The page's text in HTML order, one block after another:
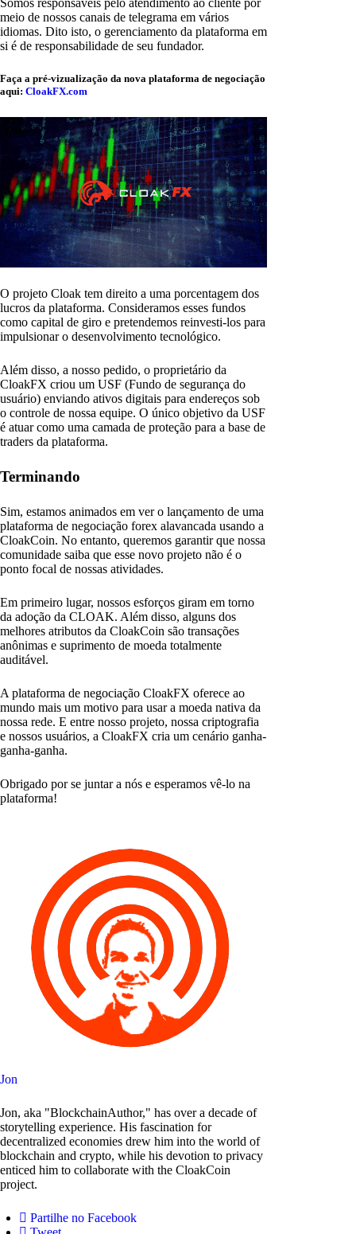
Somos responsáveis pelo atendimento ao cliente por
meio de nossos canais de telegrama em vários
idiomas. Dito isto, o gerenciamento da plataforma em
si é de responsabilidade de seu fundador.
Faça a pré-vizualização da nova plataforma de negociação
aqui: CloakFX.com
O projeto Cloak tem direito a uma porcentagem dos
lucros da plataforma. Consideramos esses fundos
como capital de giro e pretendemos reinvesti-los para
impulsionar o desenvolvimento tecnológico.
Além disso, a nosso pedido, o proprietário da
CloakFX criou um USF (Fundo de segurança do
usuário) enviando ativos digitais para endereços sob
o controle de nossa equipe. O único objetivo da USF
é atuar como uma camada de proteção para a base de
traders da plataforma.
Terminando
Sim, estamos animados em ver o lançamento de uma
plataforma de negociação forex alavancada usando a
CloakCoin. No entanto, queremos garantir que nossa
comunidade saiba que esse novo projeto não é o
ponto focal de nossas atividades.
Em primeiro lugar, nossos esforços giram em torno
da adoção da CLOAK. Além disso, alguns dos
melhores atributos da CloakCoin são transações
anônimas e suprimento de moeda totalmente
auditável.
A plataforma de negociação CloakFX oferece ao
mundo mais um motivo para usar a moeda nativa da
nossa rede. E entre nosso projeto, nossa criptografia
e nossos usuários, a CloakFX cria um cenário ganha-
ganha-ganha.
Obrigado por se juntar a nós e esperamos vê-lo na
plataforma!
Jon
Jon, aka "BlockchainAuthor," has over a decade of
storytelling experience. His fascination for
decentralized economies drew him into the world of
blockchain and crypto, while his devotion to privacy
enticed him to collaborate with the CloakCoin
project.
Partilhe no Facebook